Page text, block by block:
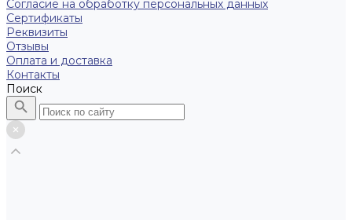
Согласие на обработку персональных данных
Сертификаты
Реквизиты
Отзывы
Оплата и доставка
Контакты
Поиск